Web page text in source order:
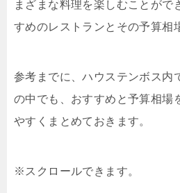
まざまな料理を楽しむことがで
すめのレストランとその予算相
参考までに、ハウステンボス内
の中でも、おすすめと予算相場
やすくまとめておきます。